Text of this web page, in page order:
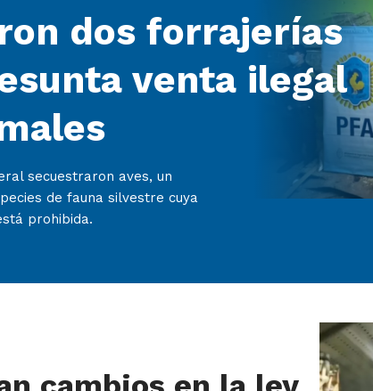
dos forrajerías
venta ilegal
secuestraron aves, un
de fauna silvestre cuya
prohibida.